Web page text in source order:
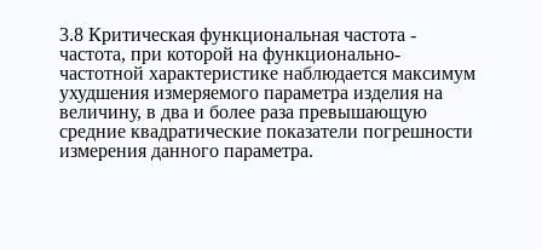
3.8 Критическая функциональная частота -
частота, при которой на функционально-
частотной характеристике наблюдается максимум
ухудшения измеряемого параметра изделия на
величину, в два и более раза превышающую
средние квадратические показатели погрешности
измерения данного параметра.